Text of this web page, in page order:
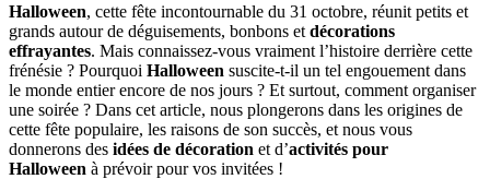
Halloween, cette fête incontournable du 31 octobre, réunit petits et
grands autour de déguisements, bonbons et décorations
effrayantes. Mais connaissez-vous vraiment l’histoire derrière cette
frénésie ? Pourquoi Halloween suscite-t-il un tel engouement dans
le monde entier encore de nos jours ? Et surtout, comment organiser
une soirée ? Dans cet article, nous plongerons dans les origines de
cette fête populaire, les raisons de son succès, et nous vous
donnerons des idées de décoration et d’activités pour
Halloween à prévoir pour vos invitées !